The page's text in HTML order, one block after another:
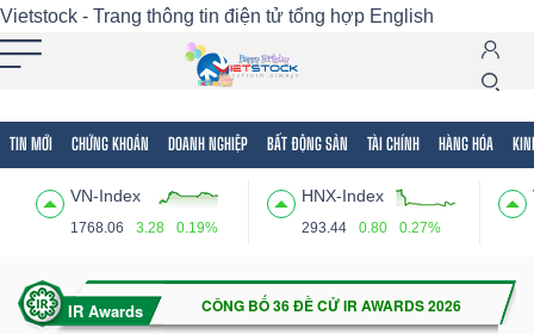
Vietstock - Trang thông tin điện tử tổng hợp English
TIN MỚI CHỨNG KHOÁN DOANH NGHIỆP BẤT ĐỘNG SẢN TÀI CHÍNH HÀNG HÓA
VN-Index
1768.06 3.28 0.19%
HNX-Index
293.44 0.80 0.27%
Tất cả Tính năng Ngành Mã chứng khoán
Tính
(-)